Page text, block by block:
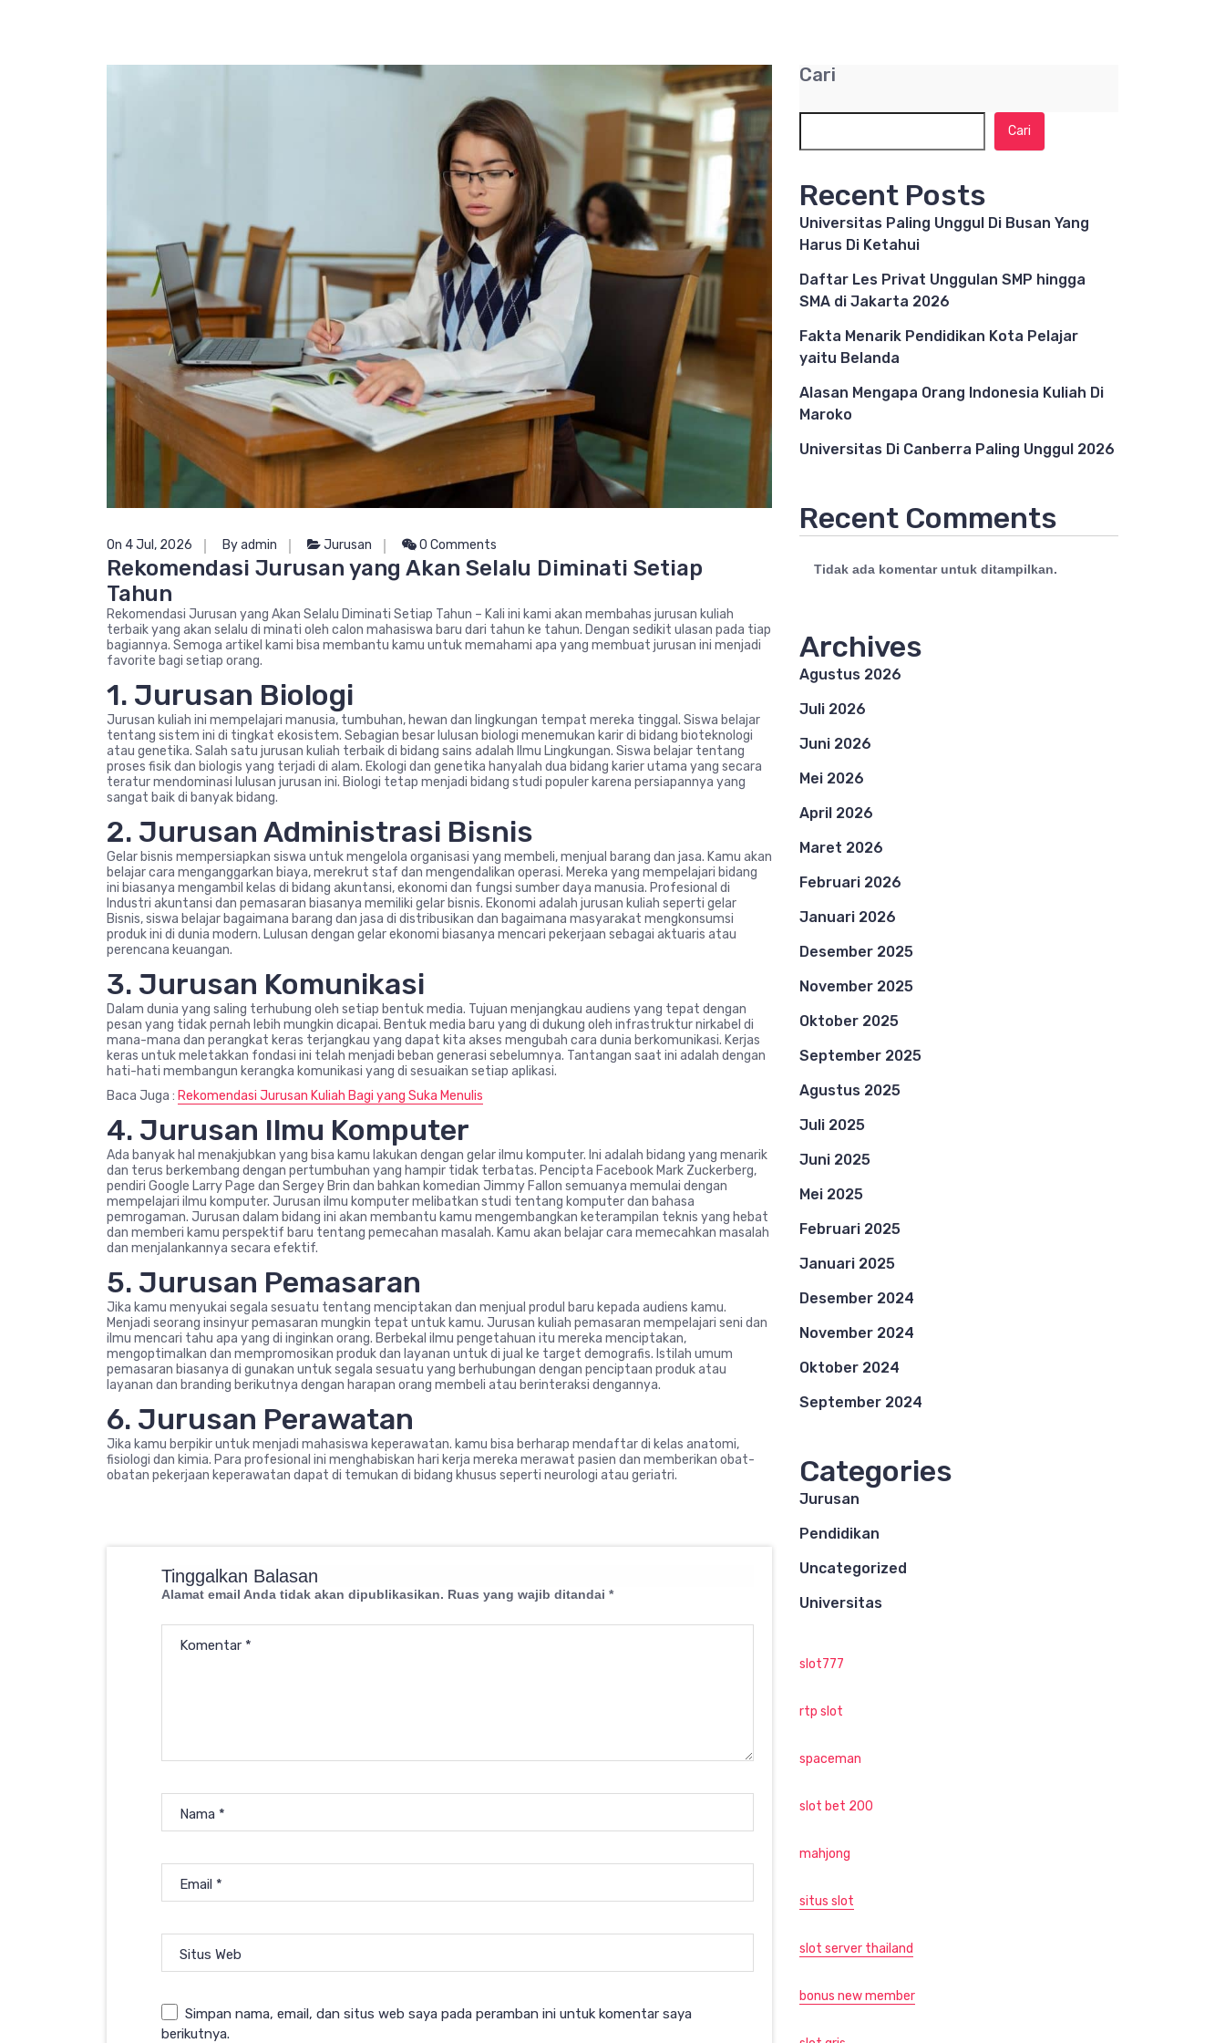
On 4 Jul, 2026 By admin Jurusan 0 Comments
Rekomendasi Jurusan yang Akan Selalu Diminati Setiap
Tahun
Rekomendasi Jurusan yang Akan Selalu Diminati Setiap Tahun – Kali ini kami akan membahas jurusan kuliah
terbaik yang akan selalu di minati oleh calon mahasiswa baru dari tahun ke tahun. Dengan sedikit ulasan pada tiap
bagiannya. Semoga artikel kami bisa membantu kamu untuk memahami apa yang membuat jurusan ini menjadi
favorite bagi setiap orang.
1. Jurusan Biologi
Jurusan kuliah ini mempelajari manusia, tumbuhan, hewan dan lingkungan tempat mereka tinggal. Siswa belajar
tentang sistem ini di tingkat ekosistem. Sebagian besar lulusan biologi menemukan karir di bidang bioteknologi
atau genetika. Salah satu jurusan kuliah terbaik di bidang sains adalah Ilmu Lingkungan. Siswa belajar tentang
proses fisik dan biologis yang terjadi di alam. Ekologi dan genetika hanyalah dua bidang karier utama yang secara
teratur mendominasi lulusan jurusan ini. Biologi tetap menjadi bidang studi populer karena persiapannya yang
sangat baik di banyak bidang.
2. Jurusan Administrasi Bisnis
Gelar bisnis mempersiapkan siswa untuk mengelola organisasi yang membeli, menjual barang dan jasa. Kamu akan
belajar cara menganggarkan biaya, merekrut staf dan mengendalikan operasi. Mereka yang mempelajari bidang
ini biasanya mengambil kelas di bidang akuntansi, ekonomi dan fungsi sumber daya manusia. Profesional di
Industri akuntansi dan pemasaran biasanya memiliki gelar bisnis. Ekonomi adalah jurusan kuliah seperti gelar
Bisnis, siswa belajar bagaimana barang dan jasa di distribusikan dan bagaimana masyarakat mengkonsumsi
produk ini di dunia modern. Lulusan dengan gelar ekonomi biasanya mencari pekerjaan sebagai aktuaris atau
perencana keuangan.
3. Jurusan Komunikasi
Dalam dunia yang saling terhubung oleh setiap bentuk media. Tujuan menjangkau audiens yang tepat dengan
pesan yang tidak pernah lebih mungkin dicapai. Bentuk media baru yang di dukung oleh infrastruktur nirkabel di
mana-mana dan perangkat keras terjangkau yang dapat kita akses mengubah cara dunia berkomunikasi. Kerjas
keras untuk meletakkan fondasi ini telah menjadi beban generasi sebelumnya. Tantangan saat ini adalah dengan
hati-hati membangun kerangka komunikasi yang di sesuaikan setiap aplikasi.
Baca Juga : Rekomendasi Jurusan Kuliah Bagi yang Suka Menulis
4. Jurusan Ilmu Komputer
Ada banyak hal menakjubkan yang bisa kamu lakukan dengan gelar ilmu komputer. Ini adalah bidang yang menarik
dan terus berkembang dengan pertumbuhan yang hampir tidak terbatas. Pencipta Facebook Mark Zuckerberg,
pendiri Google Larry Page dan Sergey Brin dan bahkan komedian Jimmy Fallon semuanya memulai dengan
mempelajari ilmu komputer. Jurusan ilmu komputer melibatkan studi tentang komputer dan bahasa
pemrogaman. Jurusan dalam bidang ini akan membantu kamu mengembangkan keterampilan teknis yang hebat
dan memberi kamu perspektif baru tentang pemecahan masalah. Kamu akan belajar cara memecahkan masalah
dan menjalankannya secara efektif.
5. Jurusan Pemasaran
Jika kamu menyukai segala sesuatu tentang menciptakan dan menjual produl baru kepada audiens kamu.
Menjadi seorang insinyur pemasaran mungkin tepat untuk kamu. Jurusan kuliah pemasaran mempelajari seni dan
ilmu mencari tahu apa yang di inginkan orang. Berbekal ilmu pengetahuan itu mereka menciptakan,
mengoptimalkan dan mempromosikan produk dan layanan untuk di jual ke target demografis. Istilah umum
pemasaran biasanya di gunakan untuk segala sesuatu yang berhubungan dengan penciptaan produk atau
layanan dan branding berikutnya dengan harapan orang membeli atau berinteraksi dengannya.
6. Jurusan Perawatan
Jika kamu berpikir untuk menjadi mahasiswa keperawatan. kamu bisa berharap mendaftar di kelas anatomi,
fisiologi dan kimia. Para profesional ini menghabiskan hari kerja mereka merawat pasien dan memberikan obat-
obatan pekerjaan keperawatan dapat di temukan di bidang khusus seperti neurologi atau geriatri.
Tinggalkan Balasan
Alamat email Anda tidak akan dipublikasikan. Ruas yang wajib ditandai *
Komentar *
Nama *
Email *
Situs Web
Simpan nama, email, dan situs web saya pada peramban ini untuk komentar saya
berikutnya.
Cari
Cari
Recent Posts
Universitas Paling Unggul Di Busan Yang
Harus Di Ketahui
Daftar Les Privat Unggulan SMP hingga
SMA di Jakarta 2026
Fakta Menarik Pendidikan Kota Pelajar
yaitu Belanda
Alasan Mengapa Orang Indonesia Kuliah Di
Maroko
Universitas Di Canberra Paling Unggul 2026
Recent Comments
Tidak ada komentar untuk ditampilkan.
Archives
Agustus 2026
Juli 2026
Juni 2026
Mei 2026
April 2026
Maret 2026
Februari 2026
Januari 2026
Desember 2025
November 2025
Oktober 2025
September 2025
Agustus 2025
Juli 2025
Juni 2025
Mei 2025
Februari 2025
Januari 2025
Desember 2024
November 2024
Oktober 2024
September 2024
Categories
Jurusan
Pendidikan
Uncategorized
Universitas
slot777
rtp slot
spaceman
slot bet 200
mahjong
situs slot
slot server thailand
bonus new member